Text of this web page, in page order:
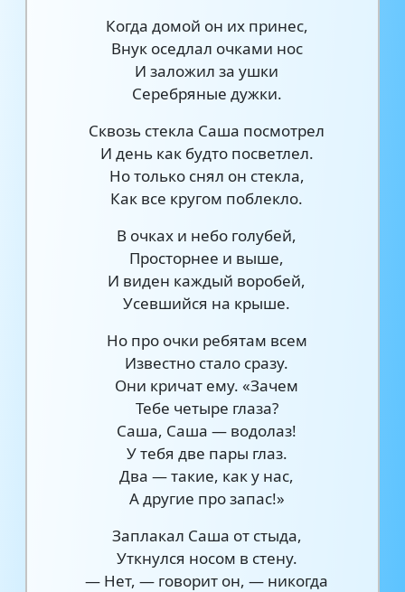
Когда домой он их принес,
Внук оседлал очками нос
И заложил за ушки
Серебряные дужки.
Сквозь стекла Саша посмотрел
И день как будто посветлел.
Но только снял он стекла,
Как все кругом поблекло.
В очках и небо голубей,
Просторнее и выше,
И виден каждый воробей,
Усевшийся на крыше.
Но про очки ребятам всем
Известно стало сразу.
Они кричат ему. «Зачем
Тебе четыре глаза?
Саша, Саша — водолаз!
У тебя две пары глаз.
Два — такие, как у нас,
А другие про запас!»
Заплакал Саша от стыда,
Уткнулся носом в стену.
— Нет, — говорит он, — никогда